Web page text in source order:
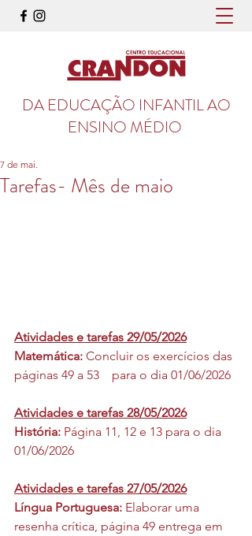
DA EDUCAÇÃO INFANTIL AO
ENSINO MÉDIO
Tarefas- Mês de maio
7 de mai.
Atividades e tarefas 29/05/2026
Matemática: Concluir os exercícios das
páginas 49 a 53	 para o dia 01/06/2026
Atividades e tarefas 28/05/2026
História: Página 11, 12 e 13 para o dia
01/06/2026
Atividades e tarefas 27/05/2026
Língua Portuguesa: Elaborar uma
resenha crítica, página 49 entrega em